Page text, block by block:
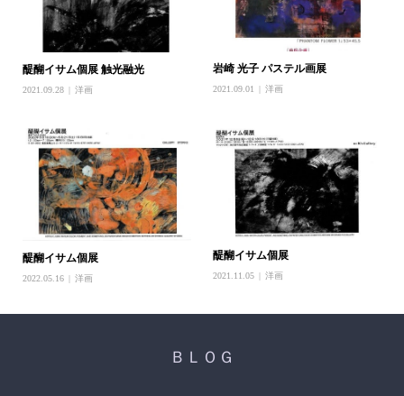
醍醐イサム個展 触光融光
2021.09.28 洋画
岩崎 光子 パステル画展
2021.09.01 洋画
醍醐イサム個展
2022.05.16 洋画
醍醐イサム個展
2021.11.05 洋画
ＢＬＯＧ